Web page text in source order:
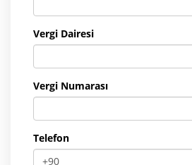
Vergi Dairesi
Vergi Numarası
Telefon